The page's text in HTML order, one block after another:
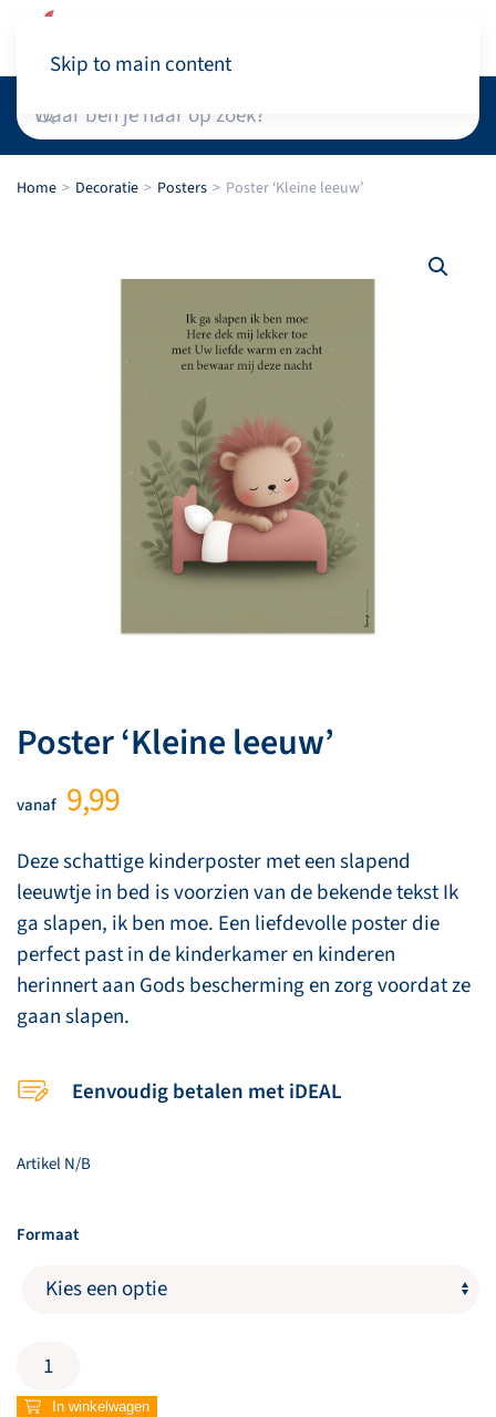
Skip to main content
Home Decoratie Posters Poster ‘Kleine leeuw’
Poster ‘Kleine leeuw’
vanaf 9,99
Deze schattige kinderposter met een slapend
leeuwtje in bed is voorzien van de bekende tekst Ik
ga slapen, ik ben moe. Een liefdevolle poster die
perfect past in de kinderkamer en kinderen
herinnert aan Gods bescherming en zorg voordat ze
gaan slapen.
Eenvoudig betalen met iDEAL
ArtikelN/B
Formaat
Poster
'Kleine
leeuw'In winkelwagen